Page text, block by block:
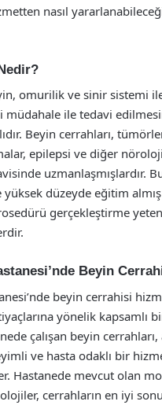
nasıl
omurilik ve sinir sistemi
müdahale ile tedavi
Beyin cerrahları,
epilepsi ve diğer
uzmanlaşmışlardır.
düzeyde eğitim
gerçekleştirme
Beyin
beyin cerrahisi
yönelik kapsamlı
çalışan beyin
ve hasta odaklı bir
Hastanede mevcut olan
cerrahların en iyi